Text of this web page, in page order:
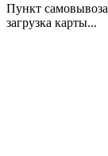
Пункт самовывоза
загрузка карты...